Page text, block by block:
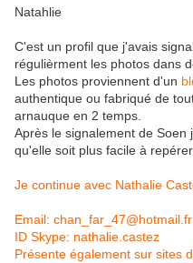
Natahlie
C'est un profil que j'avais
régulièrment les photos dans
Les photos proviennent d'un
authentique ou fabriqué de
arnauque en 2 temps.
Après le signalement de
qu'elle soit plus facile à repérer.
Je continue avec Nathalie
Email: chan_far_47@hotmail.fr
ID Skype: nathalie.castez
Présente également sur sites